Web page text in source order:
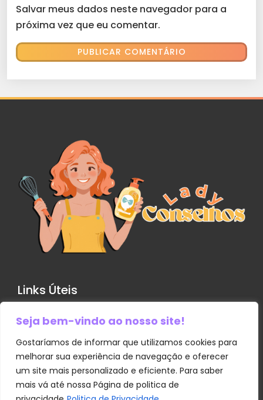
Seja bem-vindo ao nosso site!
Gostaríamos de informar que utilizamos cookies para
melhorar sua experiência de navegação e oferecer
um site mais personalizado e eficiente. Para saber
mais vá até nossa Página de politica de
Salvar meus dados neste navegador para a
próxima vez que eu comentar.
Links Úteis
Contato
Política de Privacidade
Sobre Nós
Termos e Condições